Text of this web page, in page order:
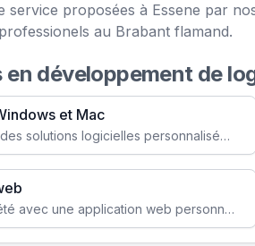
proposées à Essene par
au Brabant flamand.
développement de
et Mac
Faites évoluer votre business avec des solutions logicielles personnalisées, parfaitement adaptées à vos besoins spécifiques.
Améliorez l'efficacité de votre société avec une application web personnalisée accessible partout et tout le temps.